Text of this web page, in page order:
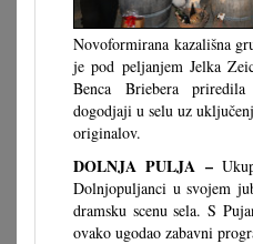
Novoformirana kazališna
je pod peljanjem Jelka
Benca Briebera
dogodjaji u selu uz
originalov.
DOLNJA PULJA –
Dolnjopuljanci u svojem
dramsku scenu sela. S
ovako ugodao zabavni